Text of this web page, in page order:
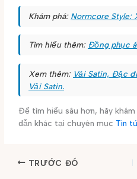
Khám phá: Normcore Style:
Tìm hiểu thêm: Đồng phục
Xem thêm: Vải Satin, Đặc
Vải Satin.
Để tìm hiểu sâu hơn, hãy
dẫn khác tại chuyên mục Tin
TRƯỚC ĐÓ